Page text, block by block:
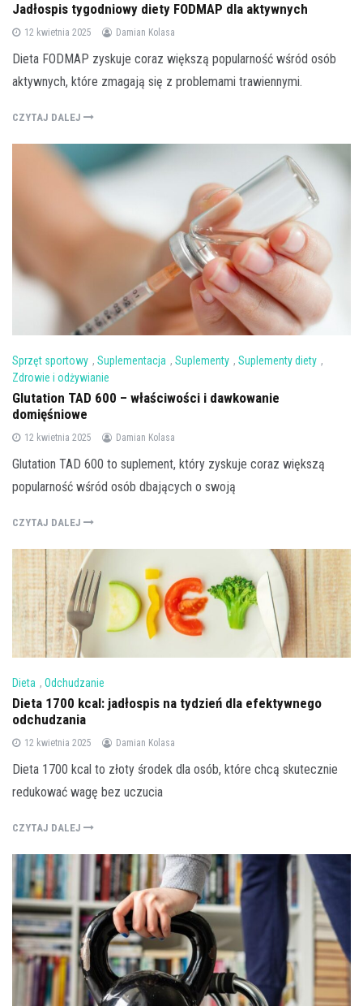
Jadłospis tygodniowy diety FODMAP dla aktywnych
12 kwietnia 2025 Damian Kolasa
Dieta FODMAP zyskuje coraz większą popularność wśród osób
aktywnych, które zmagają się z problemami trawiennymi.
CZYTAJ DALEJ
Sprzęt sportowy , Suplementacja , Suplementy , Suplementy diety ,
Zdrowie i odżywianie
Glutation TAD 600 – właściwości i dawkowanie
domięśniowe
12 kwietnia 2025 Damian Kolasa
Glutation TAD 600 to suplement, który zyskuje coraz większą
popularność wśród osób dbających o swoją
CZYTAJ DALEJ
Dieta , Odchudzanie
Dieta 1700 kcal: jadłospis na tydzień dla efektywnego
odchudzania
12 kwietnia 2025 Damian Kolasa
Dieta 1700 kcal to złoty środek dla osób, które chcą skutecznie
redukować wagę bez uczucia
CZYTAJ DALEJ